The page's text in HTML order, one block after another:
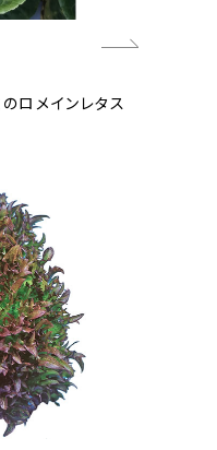
ロメインレタス